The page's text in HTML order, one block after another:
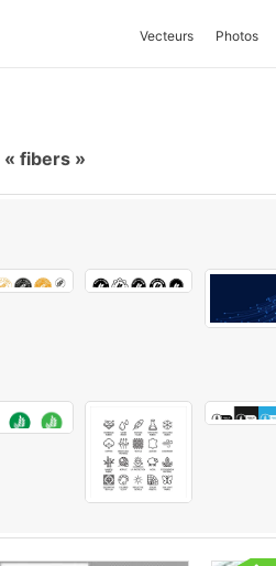
Vecteurs Photos
fibers